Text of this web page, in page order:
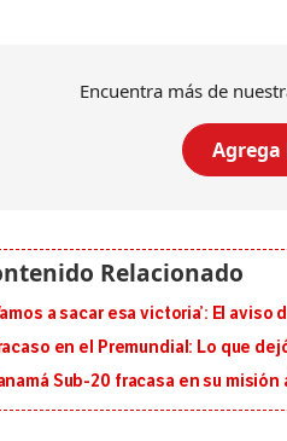
Encuentra más de
Agrega
a sacar esa victoria’: El
en el Premundial: Lo que
Sub-20 fracasa en su